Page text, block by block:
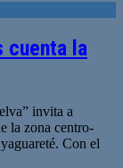
cuenta la
invita a
la zona centro-
Con el